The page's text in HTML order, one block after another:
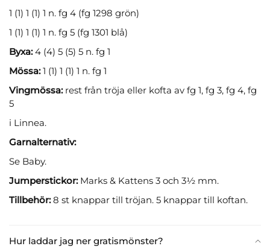
Hur laddar jag ner gratismönster?
1 (1) 1 (1) 1 n. fg 4 (fg 1298 grön)
1 (1) 1 (1) 1 n. fg 5 (fg 1301 blå)
Byxa:4 (4) 5 (5) 5 n. fg 1
Mössa:1 (1) 1 (1) 1 n. fg 1
Vingmössa:rest från tröja eller kofta av fg 1, fg 3, fg 4, fg
5
i Linnea.
Garnalternativ:
Se Baby.
Jumperstickor:Marks & Kattens 3 och 3½ mm.
Tillbehör:8 st knappar till tröjan. 5 knappar till koftan.